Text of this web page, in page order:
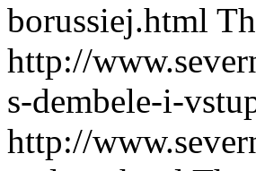
borussiej.html
http://
s-dembele-i-
http://